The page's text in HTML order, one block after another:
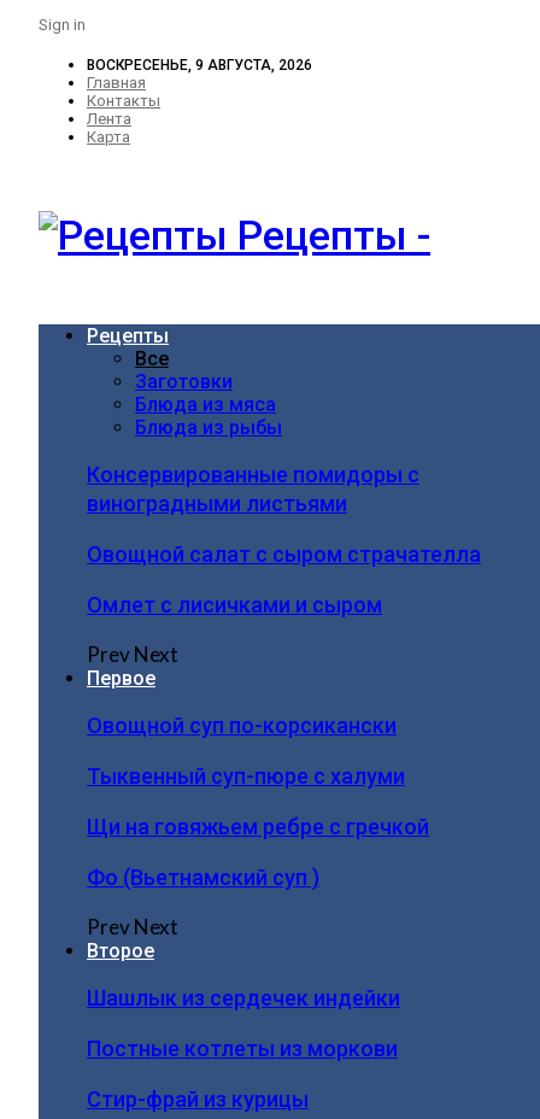
Sign in
ВОСКРЕСЕНЬЕ, 9 АВГУСТА, 2026
Главная
Контакты
Лента
Карта
Рецепты -
Рецепты
Все
Заготовки
Блюда из мяса
Блюда из рыбы
Консервированные помидоры с
виноградными листьями
Овощной салат с сыром страчателла
Омлет с лисичками и сыром
PrevNext
Первое
Овощной суп по-корсикански
Тыквенный суп-пюре с халуми
Щи на говяжьем ребре с гречкой
Фо (Вьетнамский суп )
PrevNext
Второе
Шашлык из сердечек индейки
Постные котлеты из моркови
Стир-фрай из курицы